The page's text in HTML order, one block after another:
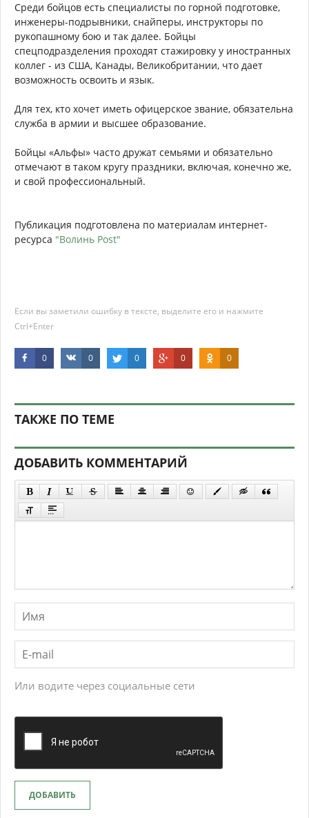
Среди бойцов есть специалисты по горной подготовке,
инженеры-подрывники, снайперы, инструкторы по
рукопашному бою и так далее. Бойцы
спецподразделения проходят стажировку у иностранных
коллег - из США, Канады, Великобритании, что дает
возможность освоить и язык.
Для тех, кто хочет иметь офицерское звание, обязательна
служба в армии и высшее образование.
Бойцы «Альфы» часто дружат семьями и обязательно
отмечают в таком кругу праздники, включая, конечно же,
и свой профессиональный.
Публикация подготовлена по материалам интернет-
ресурса "Волинь Post"
Если вы заметили ошибку в тексте, выделите его и нажмите
Ctrl+Enter
0 0 0 0 0
ТАКЖЕ ПО ТЕМЕ
ДОБАВИТЬ КОММЕНТАРИЙ
Или водите через социальные сети
ДОБАВИТЬ